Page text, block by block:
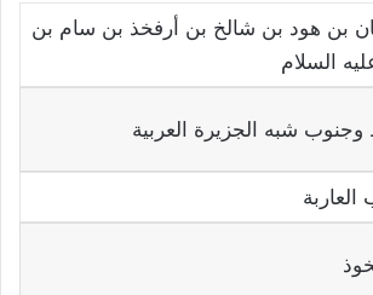
بن هود بن شالخ بن أرفخذ بن سام بن
السلام
شبه الجزيرة العربية
العاربة